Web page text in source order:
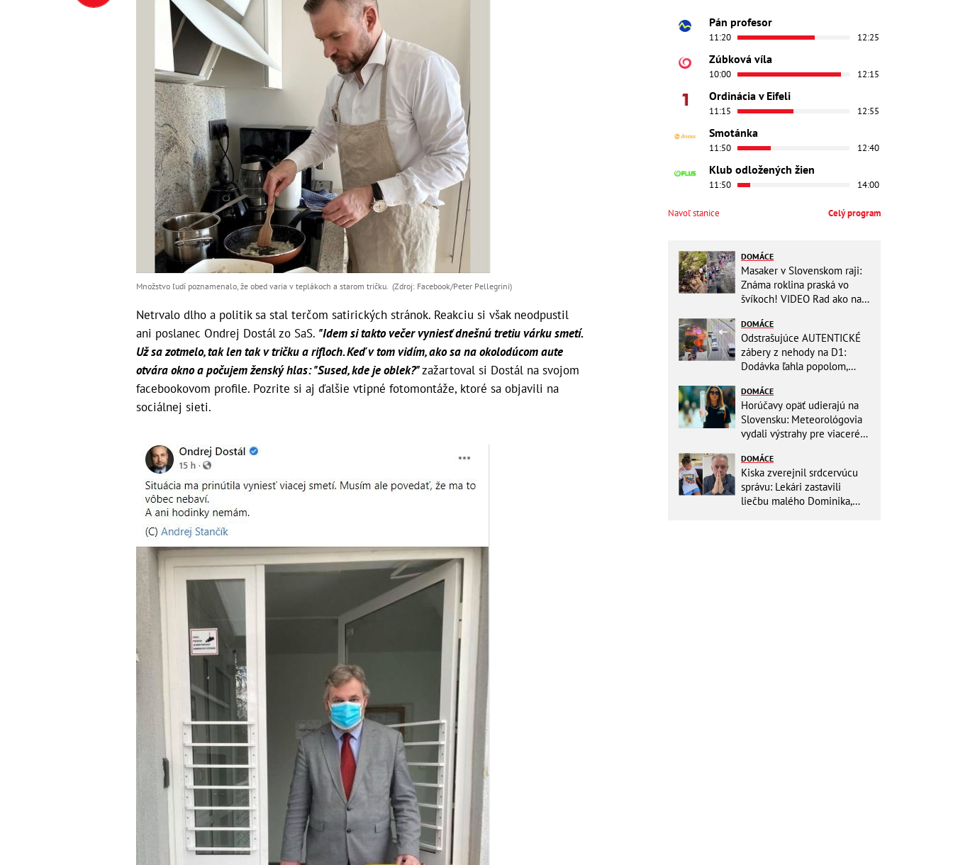
Množstvo ľudí poznamenalo, že obed varia v teplákoch a starom tričku. (Zdroj: Facebook/Peter Pellegrini)
Netrvalo dlho a politik sa stal terčom satirických stránok. Reakciu si však neodpustil
ani poslanec Ondrej Dostál zo SaS. "Idem si takto večer vyniesť dnešnú tretiu várku smetí.
Už sa zotmelo, tak len tak v tričku a rifloch. Keď v tom vidím, ako sa na okolodúcom aute
otvára okno a počujem ženský hlas: "Sused, kde je oblek?"zažartoval si Dostál na svojom
facebookovom profile. Pozrite si aj ďalšie vtipné fotomontáže, ktoré sa objavili na
sociálnej sieti.
Pán profesor
11:20 12:25
Zúbková víla
10:00 12:15
Ordinácia v Eifeli
11:15 12:55
Smotánka
11:50 12:40
Klub odložených žien
11:50 14:00
Navoľ stanice Celý program
DOMÁCE
Masaker v Slovenskom raji:
Známa roklina praská vo
švíkoch! VIDEO Rad ako na
DOMÁCE
Odstrašujúce AUTENTICKÉ
zábery z nehody na D1:
Dodávka ľahla popolom,
zachraňoval vrtuľník
DOMÁCE
Horúčavy opäť udierajú na
Slovensku: Meteorológovia
vydali výstrahy pre viaceré
DOMÁCE
Kiska zverejnil srdcervúcu
správu: Lekári zastavili
liečbu malého Dominika,